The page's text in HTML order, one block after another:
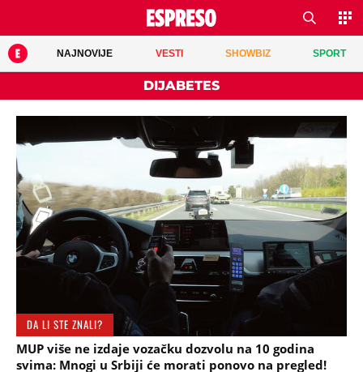
NAJNOVIJE VESTI SHOWBIZ SPORT
DIJABETES
DA LI STE ZNALI?
MUP više ne izdaje vozačku dozvolu na 10 godina
svima: Mnogi u Srbiji će morati ponovo na pregled!